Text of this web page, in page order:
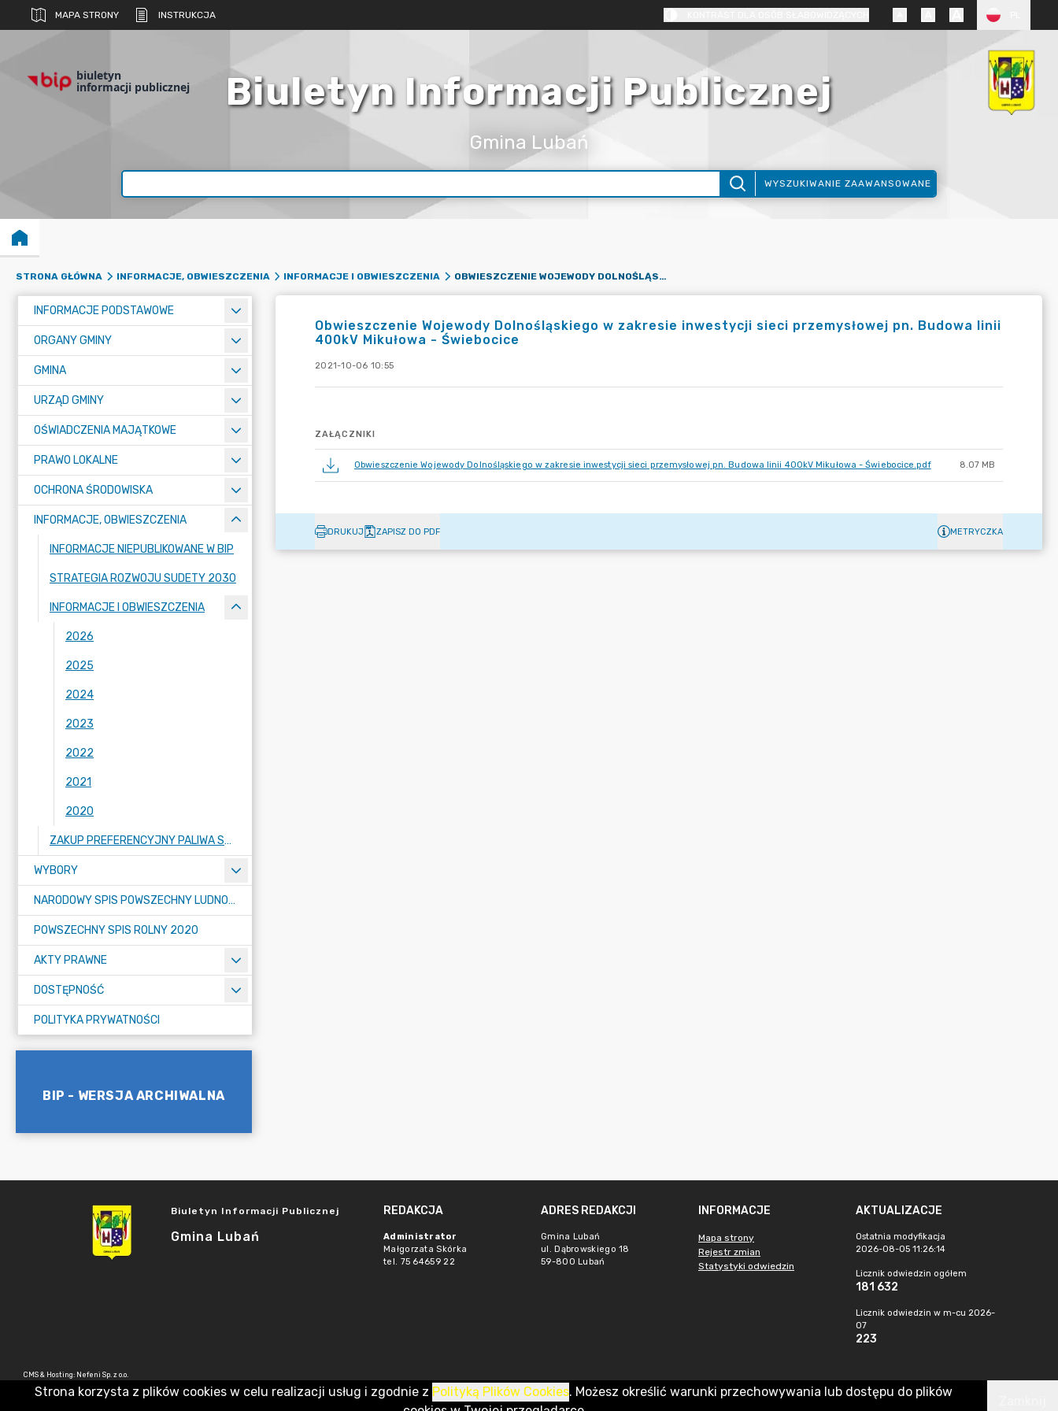
MAPA STRONY INSTRUKCJA
biuletyn
informacji publicznej Biuletyn Informacji Publicznej
Gmina Lubań
WYSZUKIWANIE ZAAWANSOWANE
STRONA GŁÓWNA INFORMACJE, OBWIESZCZENIA INFORMACJE I OBWIESZCZENIA OBWIESZCZENIE WOJEWODY DOLNOŚLĄSKIEGO W ZAKRESIE INWESTYCJI SIECI PRZEMYSŁOWEJ PN. BUDOWA LINII 400KV MIKUŁOWA - ŚWIEBOCICE
INFORMACJE PODSTAWOWE
ORGANY GMINY
GMINA
URZĄD GMINY
OŚWIADCZENIA MAJĄTKOWE
PRAWO LOKALNE
OCHRONA ŚRODOWISKA
INFORMACJE, OBWIESZCZENIA
INFORMACJE NIEPUBLIKOWANE W BIP
STRATEGIA ROZWOJU SUDETY 2030
INFORMACJE I OBWIESZCZENIA
2026
2025
2024
2023
2022
2021
2020
ZAKUP PREFERENCYJNY PALIWA STAŁEGO DLA GOSPODARSTW DOMOWYCH
WYBORY
NARODOWY SPIS POWSZECHNY LUDNOŚCI I MIESZKAŃ W 2021
POWSZECHNY SPIS ROLNY 2020
AKTY PRAWNE
DOSTĘPNOŚĆ
POLITYKA PRYWATNOŚCI
BIP - WERSJA ARCHIWALNA
Obwieszczenie Wojewody Dolnośląskiego w zakresie inwestycji sieci przemysłowej pn. Budowa linii
400kV Mikułowa - Świebocice
2021-10-06 10:55
ZAŁĄCZNIKI
Obwieszczenie Wojewody Dolnośląskiego w zakresie inwestycji sieci przemysłowej pn. Budowa linii 400kV Mikułowa - Świebocice.pdf 8.07 MB
DRUKUJ ZAPISZ DO PDF METRYCZKA
Biuletyn Informacji Publicznej
Gmina Lubań
REDAKCJA
Administrator
Małgorzata Skórka
tel. 75 64659 22
ADRES REDAKCJI
Gmina Lubań
ul. Dąbrowskiego 18
59-800 Lubań
INFORMACJE
Mapa strony
Rejestr zmian
Statystyki odwiedzin
AKTUALIZACJE
Ostatnia modyfikacja
2026-08-05 11:26:14
Licznik odwiedzin ogółem
181 632
Licznik odwiedzin w m-cu 2026-
07
223
CMS & Hosting: Nefeni Sp. z o.o.
Strona korzysta z plików cookies w celu realizacji usług i zgodnie z Polityką Plików Cookies. Możesz określić warunki przechowywania lub dostępu do plików